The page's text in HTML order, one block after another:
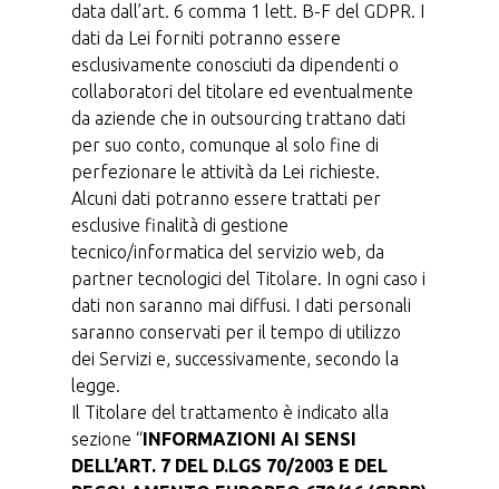
data dall’art. 6 comma 1 lett. B-F del GDPR. I
dati da Lei forniti potranno essere
esclusivamente conosciuti da dipendenti o
collaboratori del titolare ed eventualmente
da aziende che in outsourcing trattano dati
per suo conto, comunque al solo fine di
perfezionare le attività da Lei richieste.
Alcuni dati potranno essere trattati per
esclusive finalità di gestione
tecnico/informatica del servizio web, da
partner tecnologici del Titolare. In ogni caso i
dati non saranno mai diffusi. I dati personali
saranno conservati per il tempo di utilizzo
dei Servizi e, successivamente, secondo la
legge.
Il Titolare del trattamento è indicato alla
sezione “INFORMAZIONI AI SENSI
DELL’ART. 7 DEL D.LGS 70/2003 E DEL